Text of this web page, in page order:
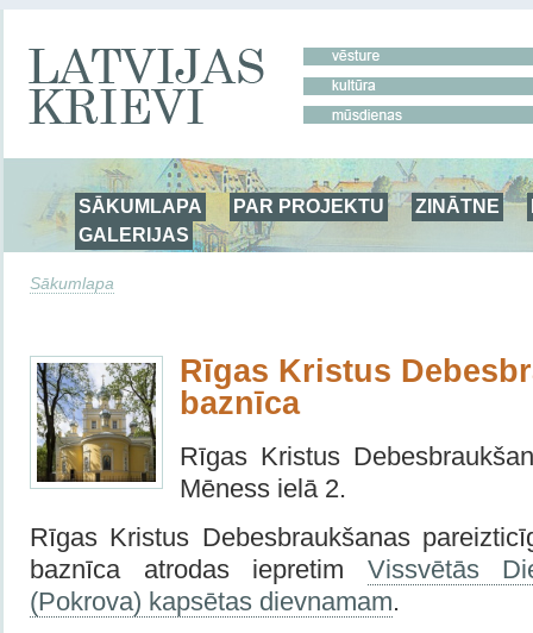
SĀKUMLAPA PAR PROJEKTU ZINĀTNE
GALERIJAS
Sākumlapa
Rīgas Kristus
baznīca
Rīgas Kristus
Mēness ielā 2.
Rīgas Kristus Debesbraukšanas
baznīca atrodas iepretim Vissvētās
(Pokrova) kapsētas dievnamam.